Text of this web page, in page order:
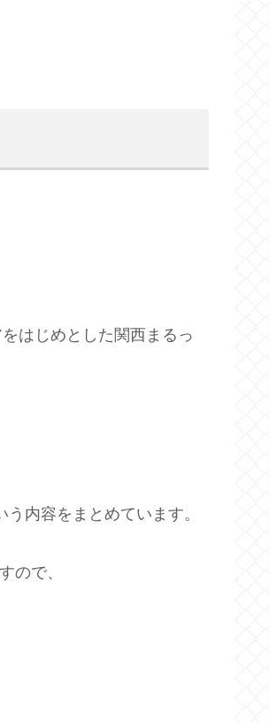
はじめとした関西まるっ
内容をまとめています。
ので、